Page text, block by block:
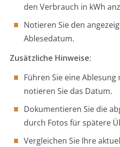
den Verbrauch in kWh
Notieren Sie den
Ablesedatum.
Zusätzliche Hinweise:
Führen Sie eine
notieren Sie das Datum.
Dokumentieren Sie die
durch Fotos für spätere
Vergleichen Sie Ihre